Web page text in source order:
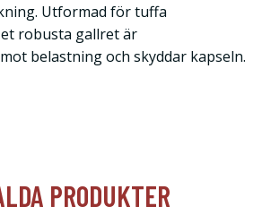
Utformad för tuffa
robusta gallret är
belastning och skyddar kapseln.
PRODUKTER